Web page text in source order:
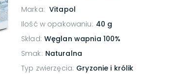
Marka: Vitapol
Ilość w opakowaniu: 40 g
Skład: Węglan wapnia 100%
Smak: Naturalna
Typ zwierzęcia: Gryzonie i królik